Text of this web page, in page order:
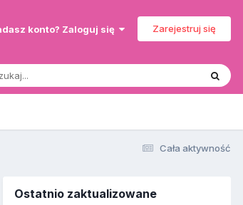
konto? Zaloguj się Zarejestruj się
Cała aktywność
Ostatnio zaktualizowane